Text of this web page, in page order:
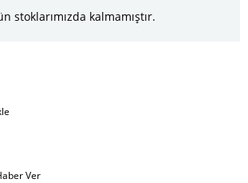
stoklarımızda kalmamıştır.
Ver